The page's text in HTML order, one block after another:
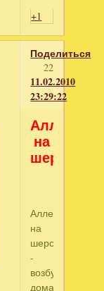
+1
Поделиться
22
11.02.2010
23:29:22
Аллергия
на
шерсть
Аллергия
на
шерсть
-
возбудители
домашние